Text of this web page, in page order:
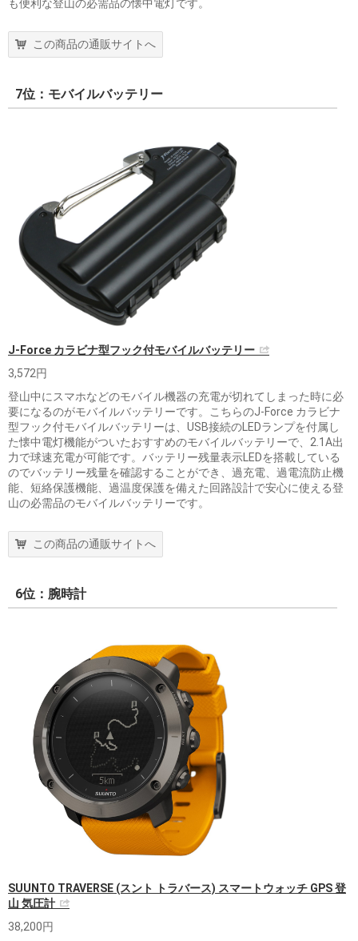
も便利な登山の必需品の懐中電灯です。
この商品の通販サイトへ
7位：モバイルバッテリー
J-Force カラビナ型フック付モバイルバッテリー
3,572円
登山中にスマホなどのモバイル機器の充電が切れてしまった時に必
要になるのがモバイルバッテリーです。こちらのJ-Force カラビナ
型フック付モバイルバッテリーは、USB接続のLEDランプを付属し
た懐中電灯機能がついたおすすめのモバイルバッテリーで、2.1A出
力で球速充電が可能です。バッテリー残量表示LEDを搭載している
のでバッテリー残量を確認することができ、過充電、過電流防止機
能、短絡保護機能、過温度保護を備えた回路設計で安心に使える登
山の必需品のモバイルバッテリーです。
この商品の通販サイトへ
6位：腕時計
SUUNTO TRAVERSE (スント トラバース) スマートウォッチ GPS 登
山 気圧計
38,200円